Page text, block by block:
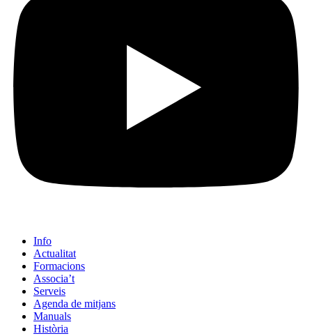
Info
Actualitat
Formacions
Associa’t
Serveis
Agenda de mitjans
Manuals
Història